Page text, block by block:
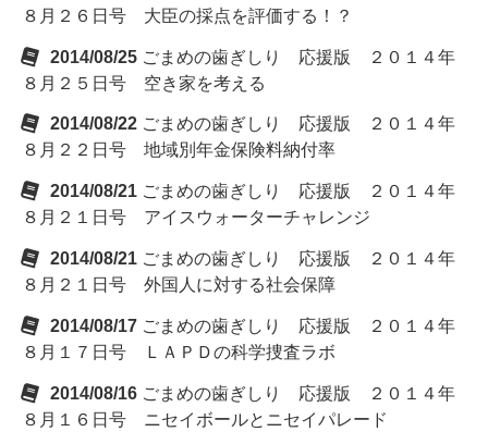
８月２６日号 大臣の採点を評価する！？
2014/08/25 ごまめの歯ぎしり 応援版 ２０１４年
８月２５日号 空き家を考える
2014/08/22 ごまめの歯ぎしり 応援版 ２０１４年
８月２２日号 地域別年金保険料納付率
2014/08/21 ごまめの歯ぎしり 応援版 ２０１４年
８月２１日号 アイスウォーターチャレンジ
2014/08/21 ごまめの歯ぎしり 応援版 ２０１４年
８月２１日号 外国人に対する社会保障
2014/08/17 ごまめの歯ぎしり 応援版 ２０１４年
８月１７日号 ＬＡＰＤの科学捜査ラボ
2014/08/16 ごまめの歯ぎしり 応援版 ２０１４年
８月１６日号 ニセイボールとニセイパレード